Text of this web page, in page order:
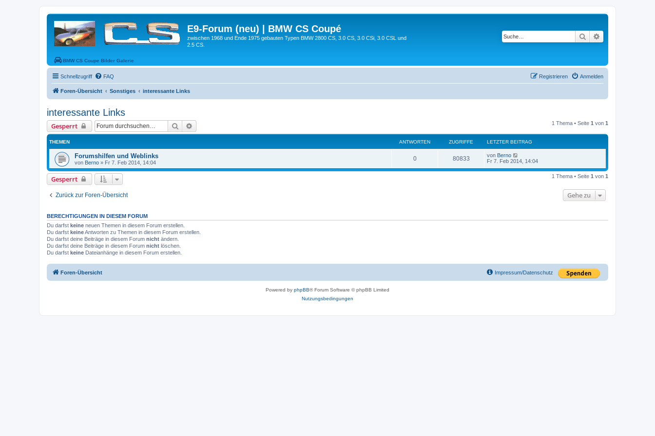
E9-Forum (neu) | BMW CS Coupé
zwischen 1968 und Ende 1975 gebauten Typen BMW 2800 CS, 3.0 CS, 3.0 CSi, 3.0 CSL und
2.5 CS.
BMW CS Coupe Bilder Galerie
Suche
Schnellzugriff FAQ Anmelden
Registrieren
Foren-Übersicht Sonstiges interessante Links
interessante Links
Gesperrt Suche 1 Thema • Seite 1 von 1
THEMEN ANTWORTEN ZUGRIFFE LETZTER BEITRAG
Forumshilfen und Weblinks
von Berno » Fr 7. Feb 2014, 14:04
0 80833 von Berno
Fr 7. Feb 2014, 14:04
Gesperrt 1 Thema • Seite 1 von 1
Zurück zur Foren-Übersicht Gehe zu
BERECHTIGUNGEN IN DIESEM FORUM
Du darfst keine neuen Themen in diesem Forum erstellen.
Du darfst keineAntworten zu Themen in diesem Forum erstellen.
Du darfst deine Beiträge in diesem Forum nicht ändern.
Du darfst deine Beiträge in diesem Forum nicht löschen.
Du darfst keine Dateianhänge in diesem Forum erstellen.
Foren-Übersicht Impressum/Datenschutz
Powered by phpBB® Forum Software © phpBB Limited
Nutzungsbedingungen